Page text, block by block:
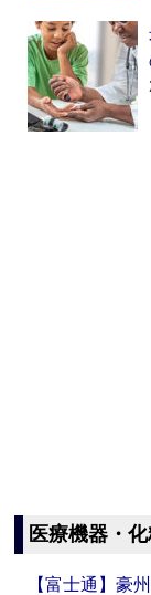
医療機器・
【富士通】豪